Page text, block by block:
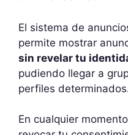
El sistema de
permite mostrar
sin revelar tu
pudiendo llegar a
perfiles
En cualquier